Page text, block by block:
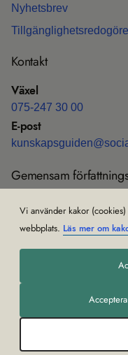
Vi använder kakor
webbplats. Läs mer om
Nyhets­b­rev
Kon­takt
Växel
075-247 30 00
E-post
Gemen­sam
Före­skrif­ter och
Om gemen­sam